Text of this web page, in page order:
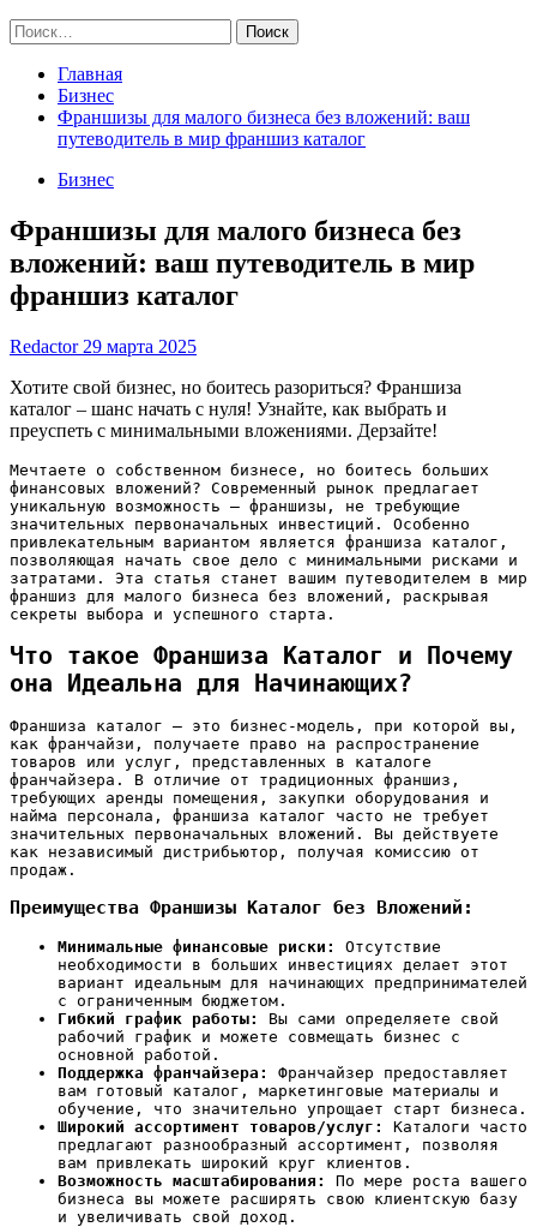
Найти:
Главная
Бизнес
Франшизы для малого бизнеса без вложений: ваш
путеводитель в мир франшиз каталог
Бизнес
Франшизы для малого бизнеса без
вложений: ваш путеводитель в мир
франшиз каталог
Redactor 29 марта 2025
Хотите свой бизнес, но боитесь разориться? Франшиза
каталог – шанс начать с нуля! Узнайте, как выбрать и
преуспеть с минимальными вложениями. Дерзайте!
Мечтаете о собственном бизнесе‚ но боитесь больших
финансовых вложений? Современный рынок предлагает
уникальную возможность – франшизы‚ не требующие
значительных первоначальных инвестиций. Особенно
привлекательным вариантом является франшиза каталог‚
позволяющая начать свое дело с минимальными рисками и
затратами. Эта статья станет вашим путеводителем в мир
франшиз для малого бизнеса без вложений‚ раскрывая
секреты выбора и успешного старта.
Что такое Франшиза Каталог и Почему
она Идеальна для Начинающих?
Франшиза каталог – это бизнес-модель‚ при которой вы‚
как франчайзи‚ получаете право на распространение
товаров или услуг‚ представленных в каталоге
франчайзера. В отличие от традиционных франшиз‚
требующих аренды помещения‚ закупки оборудования и
найма персонала‚ франшиза каталог часто не требует
значительных первоначальных вложений. Вы действуете
как независимый дистрибьютор‚ получая комиссию от
продаж.
Преимущества Франшизы Каталог без Вложений:
Минимальные финансовые риски:
Отсутствие
необходимости в больших инвестициях делает этот
вариант идеальным для начинающих предпринимателей
с ограниченным бюджетом.
Гибкий график работы:
Вы сами определяете свой
рабочий график и можете совмещать бизнес с
основной работой.
Поддержка франчайзера:
Франчайзер предоставляет
вам готовый каталог‚ маркетинговые материалы и
обучение‚ что значительно упрощает старт бизнеса.
Широкий ассортимент товаров/услуг:
Каталоги часто
предлагают разнообразный ассортимент‚ позволяя
вам привлекать широкий круг клиентов.
Возможность масштабирования:
По мере роста вашего
бизнеса вы можете расширять свою клиентскую базу
и увеличивать свой доход.